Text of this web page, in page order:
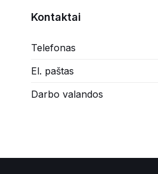
Kontaktai
Telefonas
El. paštas
Darbo valandos